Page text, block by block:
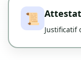
📜
Justificatif